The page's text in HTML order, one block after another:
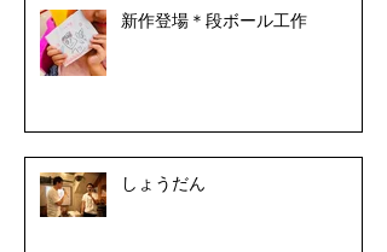
新作登場＊段ボール工作
しょうだん